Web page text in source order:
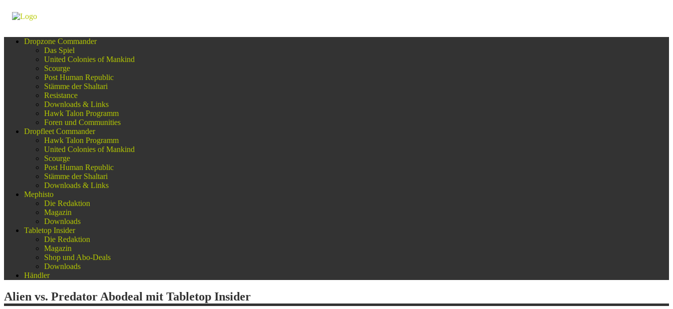
Dropzone Commander
Das Spiel
United Colonies of Mankind
Scourge
Post Human Republic
Stämme der Shaltari
Resistance
Downloads & Links
Hawk Talon Programm
Foren und Communities
Dropfleet Commander
Hawk Talon Programm
United Colonies of Mankind
Scourge
Post Human Republic
Stämme der Shaltari
Downloads & Links
Mephisto
Die Redaktion
Magazin
Downloads
Tabletop Insider
Die Redaktion
Magazin
Shop und Abo-Deals
Downloads
Händler
Alien vs. Predator Abodeal mit Tabletop Insider